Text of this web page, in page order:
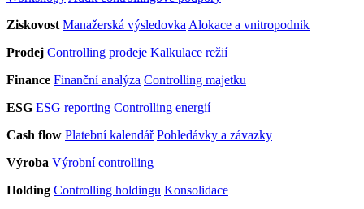
Ziskovost Manažerská výsledovka Alokace a vnitropodnik
Prodej Controlling prodeje Kalkulace režií
Finance Finanční analýza Controlling majetku
ESG ESG reporting Controlling energií
Cash flow Platební kalendář Pohledávky a závazky
Výroba Výrobní controlling
Holding Controlling holdingu Konsolidace